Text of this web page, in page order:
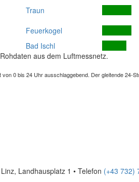
Traun
Feuerkogel
Bad Ischl
aus dem Luftmessnetz.
0 bis 24 Uhr ausschlaggebend. Der gleitende 24-
Landhausplatz 1 • Telefon (+43 732)